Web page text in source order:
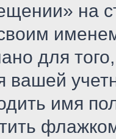
на
для
вашей
имя